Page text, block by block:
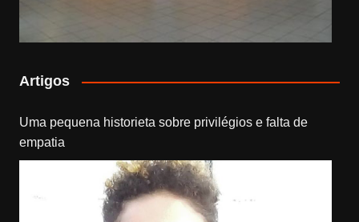
Artigos
Uma pequena historieta sobre privilégios e falta de
empatia